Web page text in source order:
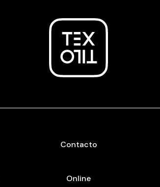
Contacto
Online